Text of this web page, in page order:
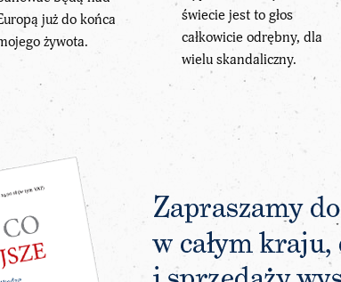
już do końca
żywota.
świecie jest to głos
całkowicie odrębny, dla
wielu skandaliczny.